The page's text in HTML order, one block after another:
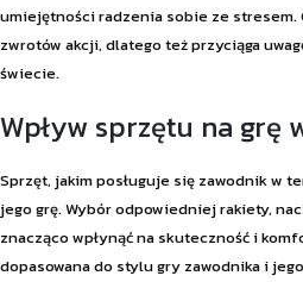
umiejętności radzenia sobie ze stresem.
zwrotów akcji, dlatego też przyciąga
świecie.
Wpływ sprzętu na grę
Sprzęt, jakim posługuje się zawodnik w
jego grę. Wybór odpowiedniej rakiety,
znacząco wpłynąć na skuteczność i
dopasowana do stylu gry zawodnika i